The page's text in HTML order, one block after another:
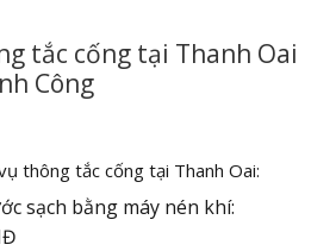
tắc cống tại Thanh Oai
Công
thông tắc cống tại Thanh Oai:
sạch bằng máy nén khí: